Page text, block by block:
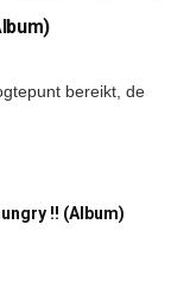
bereikt, de
!! (Album)